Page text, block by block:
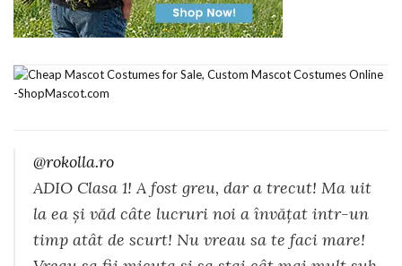
@rokolla.ro
ADIO Clasa 1! A fost greu, dar a trecut! Ma uit
la ea și văd câte lucruri noi a învățat intr-un
timp atât de scurt! Nu vreau sa te faci mare!